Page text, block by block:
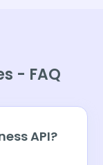
- FAQ
API?